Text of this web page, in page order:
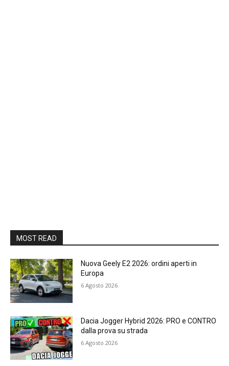
MOST READ
Nuova Geely E2 2026: ordini aperti in
Europa
6 Agosto 2026
Dacia Jogger Hybrid 2026: PRO e CONTRO
dalla prova su strada
6 Agosto 2026